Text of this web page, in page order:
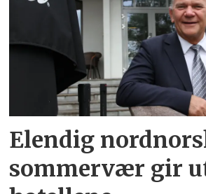
Elendig
sommervær gir